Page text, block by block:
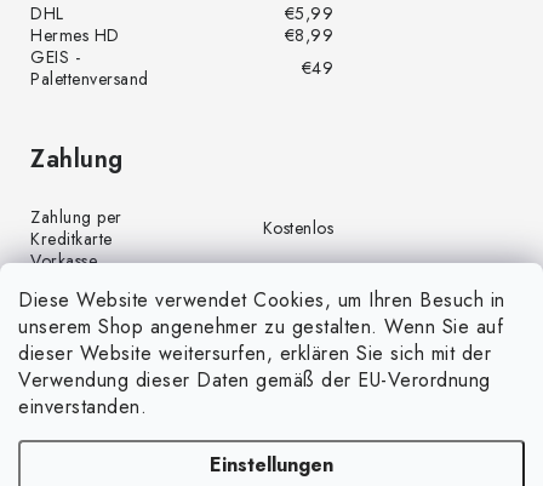
Diese Website verwendet Cookies, um Ihren Besuch in
unserem Shop angenehmer zu gestalten. Wenn Sie auf
dieser Website weitersurfen, erklären Sie sich mit der
Verwendung dieser Daten gemäß der EU-Verordnung
einverstanden.
Einstellungen
DHL
€5,99
Hermes HD
€8,99
GEIS -
Palettenversand
€49
Zahlung
Zahlung per
Kreditkarte
Kostenlos
Vorkasse
Zahlung per PayPal
Kostenlos
Nachnahme
€4,00